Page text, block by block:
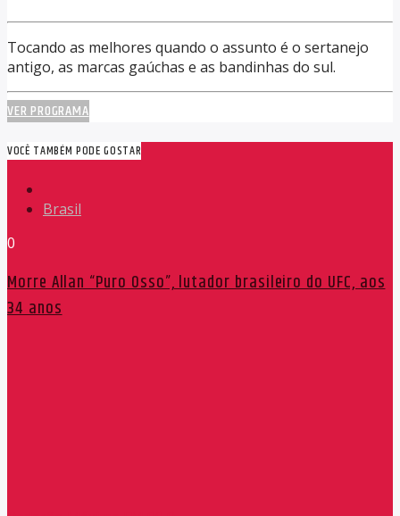
Tocando as melhores quando o assunto é o sertanejo
antigo, as marcas gaúchas e as bandinhas do sul.
VER PROGRAMA
VOCÊ TAMBÉM PODE GOSTAR
Brasil
0
Morre Allan “Puro Osso”, lutador brasileiro do UFC, aos
34 anos